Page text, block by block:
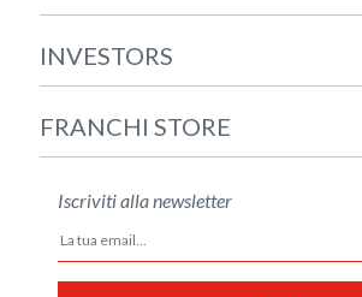
INVESTORS
FRANCHI STORE
Iscriviti alla newsletter